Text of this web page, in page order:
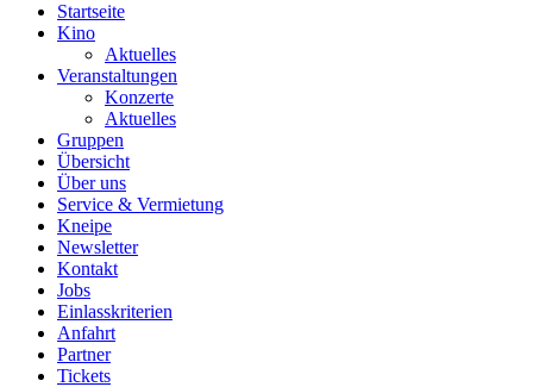
Startseite
Kino
Aktuelles
Veranstaltungen
Konzerte
Aktuelles
Gruppen
Übersicht
Über uns
Service & Vermietung
Kneipe
Newsletter
Kontakt
Jobs
Einlasskriterien
Anfahrt
Partner
Tickets